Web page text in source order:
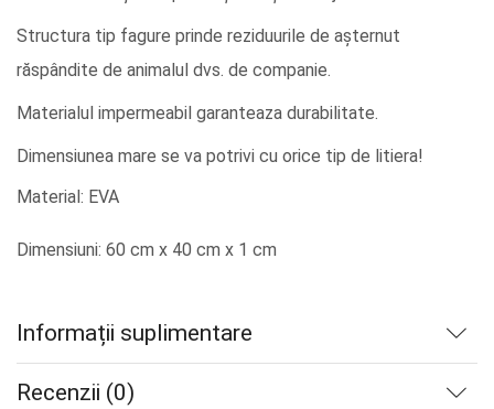
Structura tip fagure prinde reziduurile de așternut
răspândite de animalul dvs. de companie.
Materialul impermeabil garanteaza durabilitate.
Dimensiunea mare se va potrivi cu orice tip de litiera!
Material: EVA
Dimensiuni: 60 cm x 40 cm x 1 cm
Informații suplimentare
Recenzii (0)